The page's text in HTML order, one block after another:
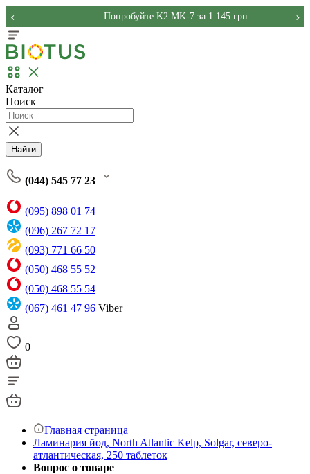
Попробуйте K2 MK-7 за 1 145 грн
‹ ›
Каталог
Поиск
Найти
(044) 545 77 23
(095) 898 01 74
(096) 267 72 17
(093) 771 66 50
(050) 468 55 52
(050) 468 55 54
(067) 461 47 96 Viber
0
Главная страница
Ламинария йод, North Atlantic Kelp, Solgar, северо-
атлантическая, 250 таблеток
Вопрос о товаре